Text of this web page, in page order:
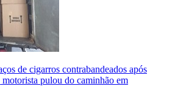
de cigarros contrabandeados após
pulou do caminhão em